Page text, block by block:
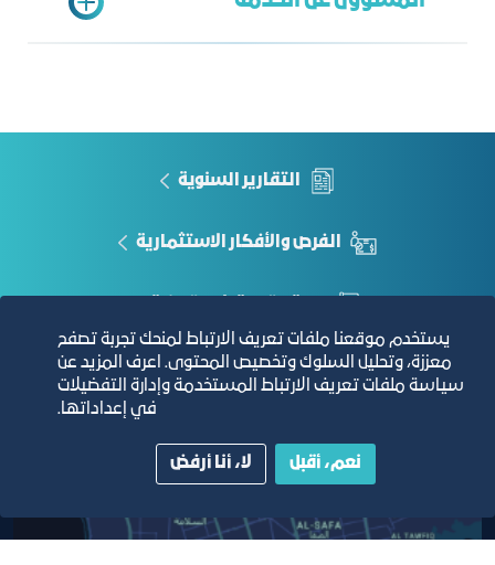
توفر الصفة القانونية للشخص الطبيعي
(ترخيص ممارسة عمل الحر)
mtayeb@jcci.org.sa
التقارير السنوية
الفرص والأفكار الاستثمارية
دليل الصفحات الزرقاء
مبنى الغرفة الرئيسي
يستخدم موقعنا ملفات تعريف الارتباط لمنحك تجربة تصفح
معززة، وتحليل السلوك وتخصيص المحتوى. اعرف المزيد عن
سياسة ملفات تعريف الارتباط المستخدمة وإدارة التفضيلات
في إعداداتها.
نعم، أقبل لا، أنا أرفض